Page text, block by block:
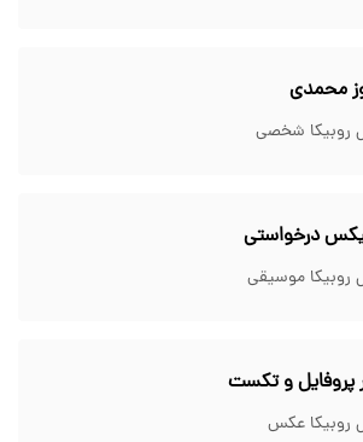
محمدی
روبیکا شخصی
درخواستی
روبیکا موسیقی
پروفایل و تکست
روبیکا عکس